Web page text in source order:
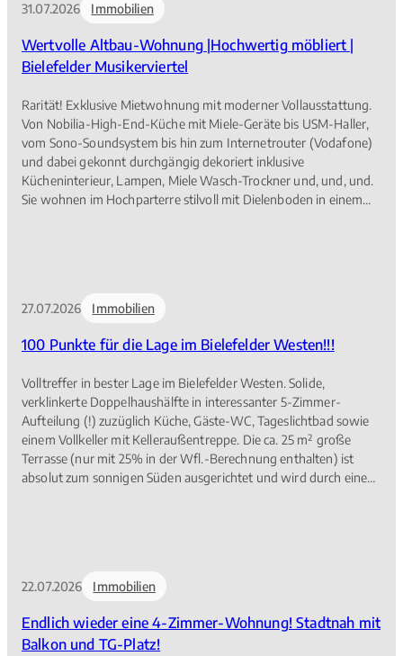
31.07.2026 Immobilien
Wertvolle Altbau-Wohnung |Hochwertig möbliert |
Bielefelder Musikerviertel
Rarität! Exklusive Mietwohnung mit moderner Vollausstattung.
Von Nobilia-High-End-Küche mit Miele-Geräte bis USM-Haller,
vom Sono-Soundsystem bis hin zum Internetrouter (Vodafone)
und dabei gekonnt durchgängig dekoriert inklusive
Kücheninterieur, Lampen, Miele Wasch-Trockner und, und, und.
Sie wohnen im Hochparterre stilvoll mit Dielenboden in einem
Übergabe kann kurzfristig erfolgen. Fühlen Sie sich einfach wohl
stimmen Sie mit uns einen Besichtigungstermin ab.
27.07.2026 Immobilien
100 Punkte für die Lage im Bielefelder Westen!!!
Volltreffer in bester Lage im Bielefelder Westen. Solide,
verklinkerte Doppelhaushälfte in interessanter 5-Zimmer-
Aufteilung (!) zuzüglich Küche, Gäste-WC, Tageslichtbad sowie
einem Vollkeller mit Kelleraußentreppe. Die ca. 25 m² große
Terrasse (nur mit 25% in der Wfl.-Berechnung enthalten) ist
absolut zum sonnigen Süden ausgerichtet und wird durch eine
zählt genießen und nicht nur „ackern“. Die eigene übergroße
Torantrieb versehen. Auf dem gepflasterten Hof vor der Garage
ergibt sich weitere PKW-Abstellfläche. Das Haus ist frei, ein
22.07.2026 Immobilien
Endlich wieder eine 4-Zimmer-Wohnung! Stadtnah mit
Balkon und TG-Platz!